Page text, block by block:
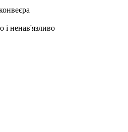
і ненав'язливо